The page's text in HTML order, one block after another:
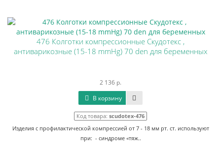
476 Колготки компрессионные Скудотекс ,
антиварикозные (15-18 mmHg) 70 den для беременных
2 136 р.
В корзину
Код товара: scudotex-476
Изделия с профилактической компрессией от 7 - 18 мм рт. ст. используют
при: - синдроме «тяж..